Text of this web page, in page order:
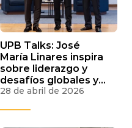
UPB Talks: José
María Linares inspira
sobre liderazgo y
desafíos globales y
reconoce a
28 de abril de 2026